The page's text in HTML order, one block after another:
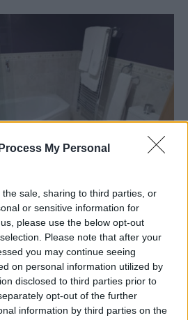
My Personal
sale, sharing to third parties, or
or sensitive information for
please use the below opt-out
Please note that after your
you may continue seeing
on personal information utilized by
disclosed to third parties prior to
opt-out of the further
information by third parties on the
καθαρίσετε τα τζάμια
για να
ντουζιέρας συσσωρεύουν
νερού, μετά…